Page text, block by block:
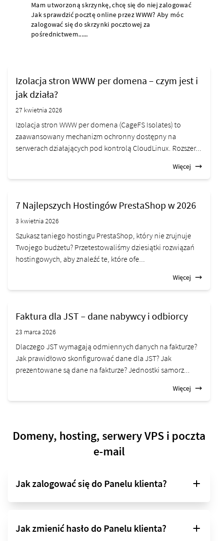
Mam utworzoną skrzynkę, chcę się do niej zalogować
Jak sprawdzić pocztę online przez WWW? Aby móc
zalogować się do skrzynki pocztowej za
pośrednictwem......
Izolacja stron WWW per domena – czym jest i
jak działa?
27 kwietnia 2026
Izolacja stron WWW per domena (CageFS Isolates) to
zaawansowany mechanizm ochronny dostępny na
serwerach działających pod kontrolą CloudLinux. Rozszer...
Więcej
7 Najlepszych Hostingów PrestaShop w 2026
3 kwietnia 2026
Szukasz taniego hostingu PrestaShop, który nie zrujnuje
Twojego budżetu? Przetestowaliśmy dziesiątki rozwiązań
hostingowych, aby znaleźć te, które ofe...
Więcej
Faktura dla JST – dane nabywcy i odbiorcy
23 marca 2026
Dlaczego JST wymagają odmiennych danych na fakturze?
Jak prawidłowo skonfigurować dane dla JST? Jak
prezentowane są dane na fakturze? Jednostki samorz...
Więcej
Domeny, hosting, serwery VPS i poczta
e-mail
Jak zalogować się do Panelu klienta?
Jak zmienić hasło do Panelu klienta?